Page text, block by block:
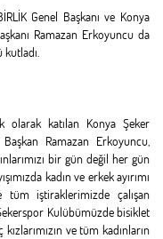
Genel Başkanı ve Konya
Ramazan Erkoyuncu da
kutladı.
olarak katılan Konya Şeker
Ramazan Erkoyuncu,
bir gün değil her gün
kadın ve erkek ayırımı
tüm iştiraklerimizde çalışan
Kulübümüzde bisiklet
ve tüm kadınların